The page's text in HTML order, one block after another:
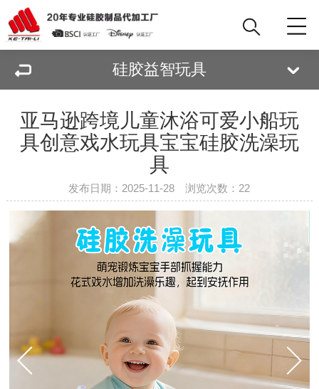
硅胶益智玩具
亚马逊跨境儿童沐浴可爱小船玩
具创意戏水玩具宝宝硅胶洗澡玩
具
发布日期：2025-11-28 浏览次数： 22